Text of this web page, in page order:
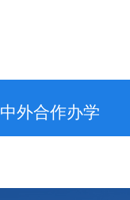
中外合作办学